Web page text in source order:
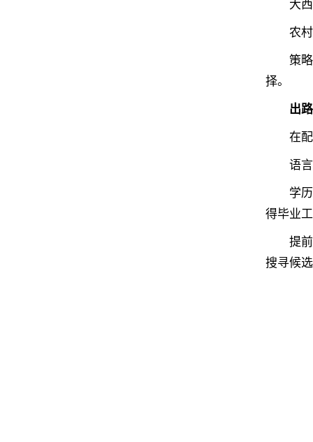
大西洋
农村和
策略：
择。
出路
在配额
语言能
学历认
得毕业
提前规
搜寻候